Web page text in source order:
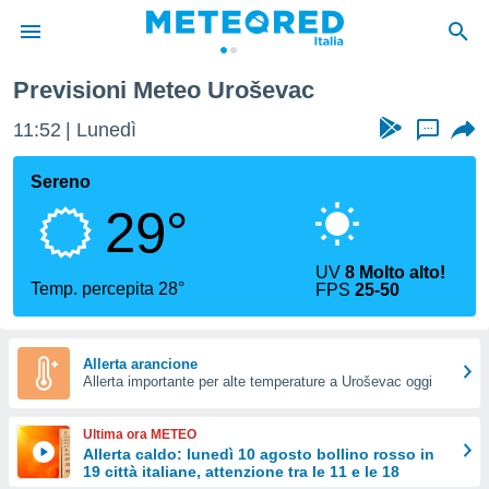
di
per
le
di
Web
le
Previsioni Meteo Uroševac
11:52 Lunedì ...
Sereno
29°
Temp. percepita 28°
UV8 Molto alto!
FPS25-50
Allerta arancione
Allerta importante per alte temperature a Uroševac oggi
Ultima ora METEO
Allerta caldo: lunedì 10 agosto bollino rosso in
19 città italiane, attenzione tra le 11 e le 18